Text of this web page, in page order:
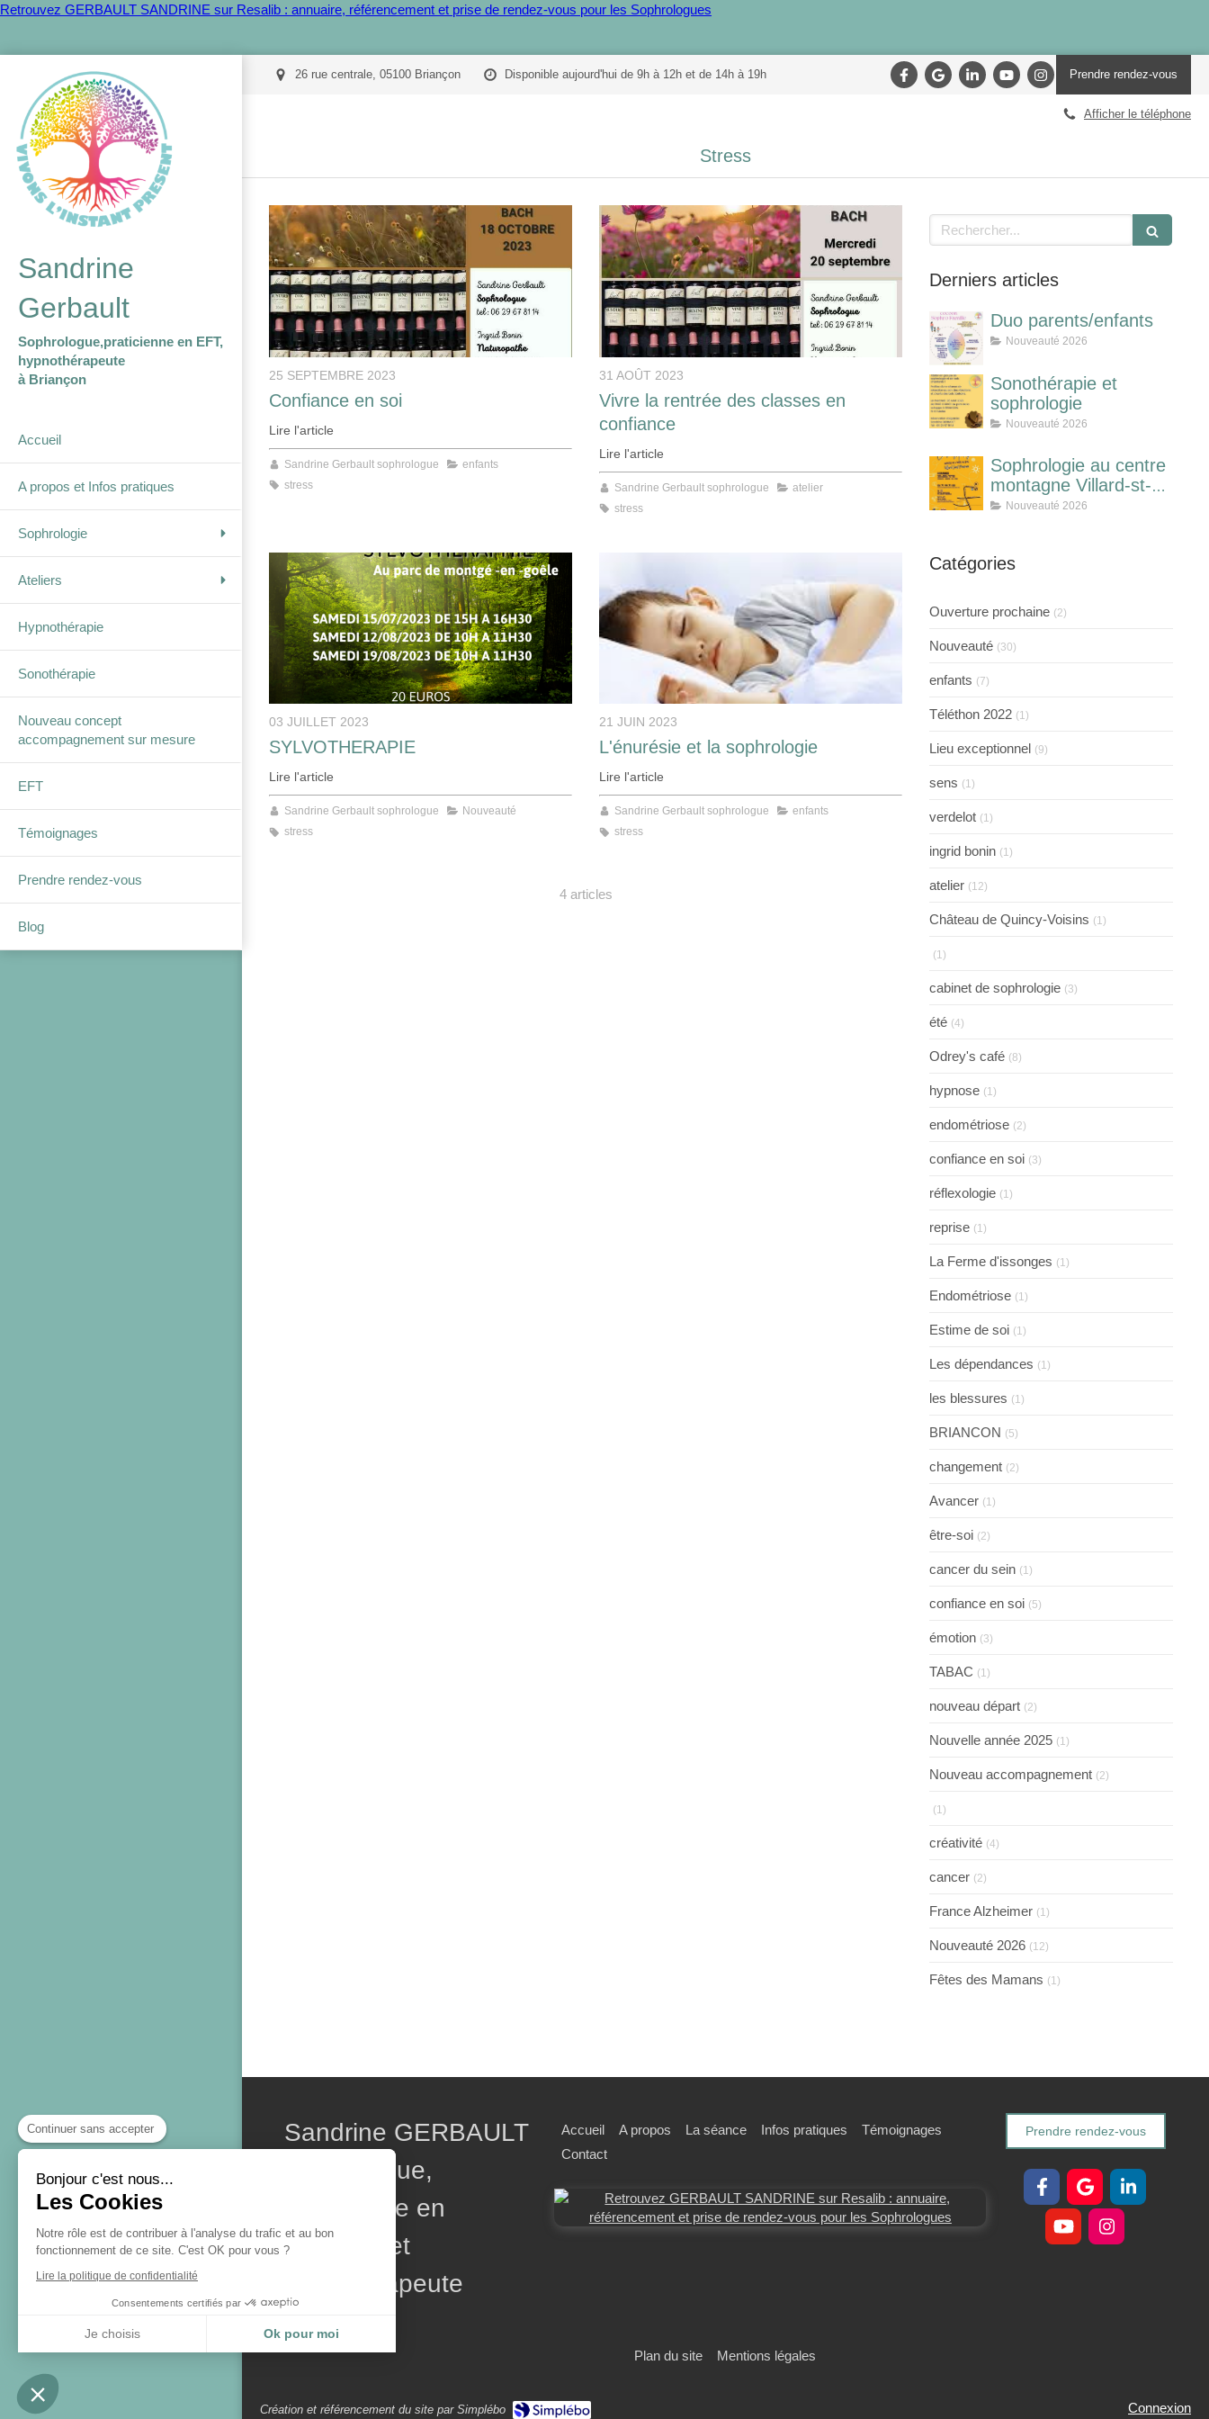
Retrouvez GERBAULT SANDRINE sur Resalib : annuaire, référencement et prise de rendez-vous pour les Sophrologues
Sandrine
Gerbault
Sophrologue,praticienne en EFT,
hypnothérapeute
à Briançon
Accueil
A propos et Infos pratiques
Sophrologie
Ateliers
Hypnothérapie
Sonothérapie
Nouveau concept
accompagnement sur mesure
EFT
Témoignages
Prendre rendez-vous
Blog
26 rue centrale, 05100 Briançon Disponible aujourd'hui de 9h à 12h et de 14h à 19h Prendre rendez-vous
Afficher le téléphone
Stress
25 SEPTEMBRE 2023
Confiance en soi
Lire l'article
Sandrine Gerbault sophrologue
enfants
stress
31 AOÛT 2023
Vivre la rentrée des classes en
confiance
Lire l'article
Sandrine Gerbault sophrologue
atelier
stress
03 JUILLET 2023
SYLVOTHERAPIE
Lire l'article
Sandrine Gerbault sophrologue
Nouveauté
stress
21 JUIN 2023
L'énurésie et la sophrologie
Lire l'article
Sandrine Gerbault sophrologue
enfants
stress
4 articles
Rechercher
Derniers articles
Duo parents/enfants
Nouveauté 2026
Sonothérapie et
sophrologie
Nouveauté 2026
Sophrologie au centre
montagne Villard-st-
pancrace
Nouveauté 2026
Catégories
Ouverture prochaine (2)
Nouveauté (30)
enfants (7)
Téléthon 2022 (1)
Lieu exceptionnel (9)
sens (1)
verdelot (1)
ingrid bonin (1)
atelier (12)
Château de Quincy-Voisins (1)
(1)
cabinet de sophrologie (3)
été (4)
Odrey's café (8)
hypnose (1)
endométriose (2)
confiance en soi (3)
réflexologie (1)
reprise (1)
La Ferme d'issonges (1)
Endométriose (1)
Estime de soi (1)
Les dépendances (1)
les blessures (1)
BRIANCON (5)
changement (2)
Avancer (1)
être-soi (2)
cancer du sein (1)
confiance en soi (5)
émotion (3)
TABAC (1)
nouveau départ (2)
Nouvelle année 2025 (1)
Nouveau accompagnement (2)
(1)
créativité (4)
cancer (2)
France Alzheimer (1)
Nouveauté 2026 (12)
Fêtes des Mamans (1)
Sandrine GERBAULT
sophrologue,
praticienne en
hypnose et
sonothérapeute
Accueil A propos La séance Infos pratiques
Témoignages
Contact
Prendre rendez-vous
Plan du site Mentions légales
Création et référencement du site par Simplébo Connexion
Continuer sans accepter
Bonjour c'est nous...
Les Cookies
Notre rôle est de contribuer à l'analyse du trafic et au bon
fonctionnement de ce site. C'est OK pour vous ?
Lire la politique de confidentialité
Consentements certifiés par
Je choisis Ok pour moi
Notre plateforme vous permet d'adapter et de gérer vos paramètres de confidentialité, en garantissant la conformité avec les réglementations. Personnalisez vos préférences pour contrôler la manière dont vos informations sont manipulées.